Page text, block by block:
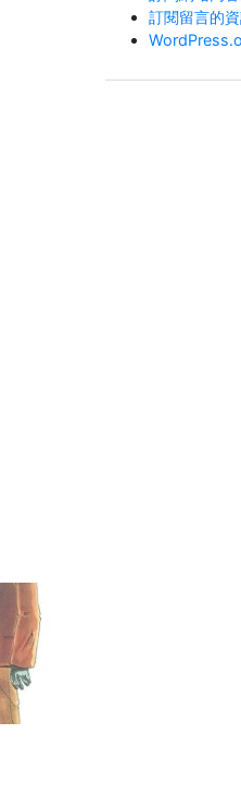
訂閱留言的